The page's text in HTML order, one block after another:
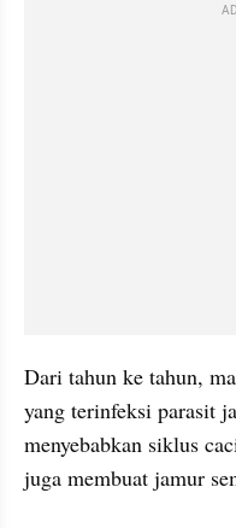
Dari tahun ke tahun,
yang terinfeksi parasit
menyebabkan siklus
juga membuat jamur